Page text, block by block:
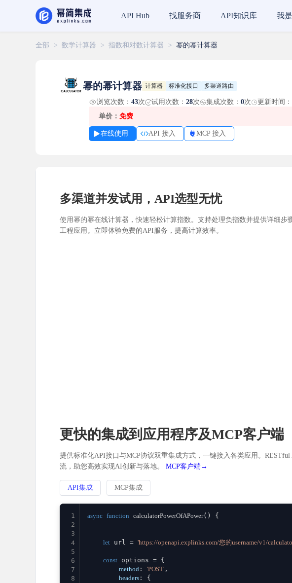
全部 > 数学计算器 > 指数和对数计算器 > 幂的幂计算器
幂的幂计算器 计算器 标准化接口 多渠道路由
浏览次数： 43次 试用次数： 28次 集成次数： 0次 更新时间：
单价： 免费
在线使用 API 接入 MCP 接入
多渠道并发试用，API选型无忧
使用幂的幂在线计算器，快速轻松计算指数。支持处理负指数并提供详细步
工程应用。立即体验免费的API服务，提高计算效率。
更快的集成到应用程序及MCP客户端
提供标准化API接口与MCP协议双重集成方式，一键接入各类应用。
流，助您高效实现AI创新与落地。 MCP客户端→
API集成 MCP集成
1
2
3
4
5
6
7
8
async function calculatorPowerOfAPower( ) {
let url = 'https://openapi.explinks.com/您的username/v1/
const options = {
method : 'POST' ,
headers : {
API Hub 找服务商 API知识库 我